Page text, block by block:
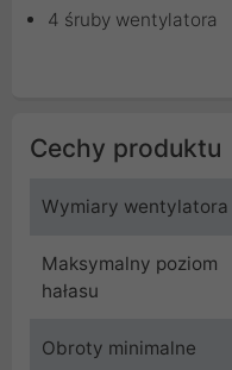
4 śruby wentylatora
Cechy produktu
Wymiary wentylatora
Maksymalny poziom
hałasu
Obroty minimalne